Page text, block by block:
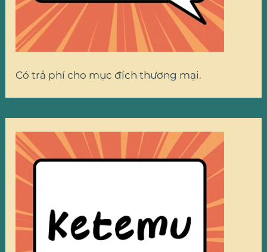
Có trả phí cho mục đích thương mại.